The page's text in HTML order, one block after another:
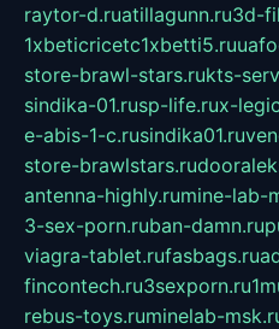
raytor-d.ruatillagunn.ru3d-
1xbeticricetc1xbetti5.ru
store-brawl-stars.rukts-
sindika-01.rusp-life.rux-
e-abis-1-c.rusindika01.ru
store-brawlstars.ru
antenna-highly.rumine-lab-
3-sex-porn.ruban-damn.ru
viagra-tablet.rufasbags.ru
fincontech.ru3sexporn.ru
rebus-toys.ruminelab-